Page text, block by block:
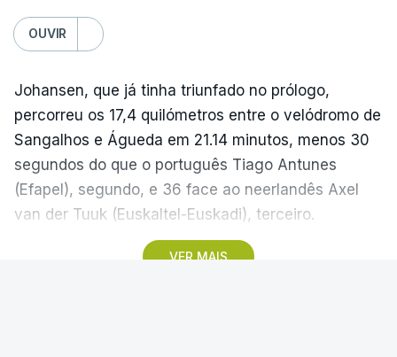
OUVIR
VER MAIS
Johansen, que já tinha triunfado no prólogo,
percorreu os 17,4 quilómetros entre o velódromo de
Sangalhos e Águeda em 21.14 minutos, menos 30
segundos do que o português Tiago Antunes
(Efapel), segundo, e 36 face ao neerlandês Axel
van der Tuuk (Euskaltel-Euskadi), terceiro.
A camisola amarela mantém-se na posse de Alexis